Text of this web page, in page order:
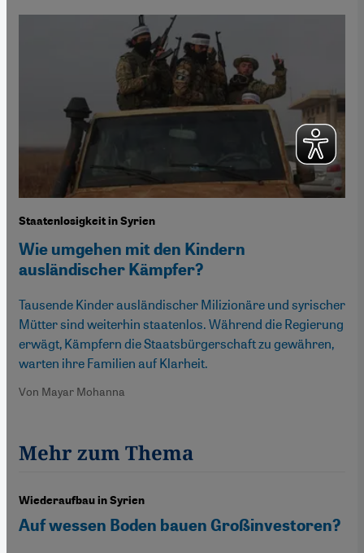
Staatenlosigkeit in Syrien
Wie umgehen mit den Kindern
ausländischer Kämpfer?
Tausende Kinder ausländischer Milizionäre und syrischer
Mütter sind weiterhin staatenlos. Während die Regierung
erwägt, Kämpfern die Staatsbürgerschaft zu gewähren,
warten ihre Familien auf Klarheit.
Von Mayar Mohanna
Mehr zum Thema
Wiederaufbau in Syrien
Auf wessen Boden bauen Großinvestoren?